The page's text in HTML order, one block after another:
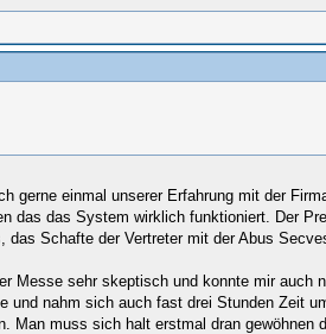
einmal unserer Erfahrung mit der
das System wirklich funktioniert. Der
Schafte der Vertreter mit der Abus
Messe sehr skeptisch und konnte mir
nahm sich auch fast drei Stunden Zeit
muss sich halt erstmal dran